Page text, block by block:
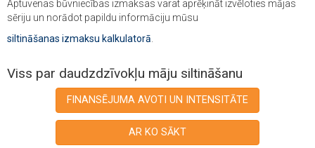
Aptuvenas būvniecības izmaksas varat aprēķināt izvēloties mājas
sēriju un norādot papildu informāciju mūsu
siltināšanas izmaksu kalkulatorā
Viss par daudzdzīvokļu māju siltināšanu
FINANSĒJUMA AVOTI UN INTENSITĀTE
AR KO SĀKT